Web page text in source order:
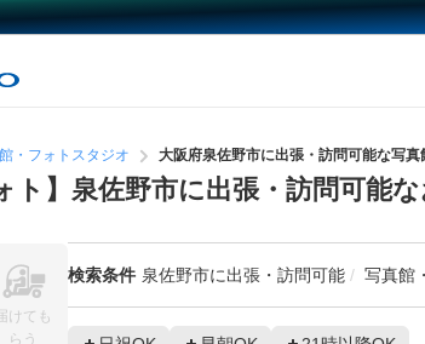
・フォトスタジオ 大阪府泉佐野市に出張・訪問可能な写真
ト】泉佐野市に出張・訪問可能
検索条件 泉佐野市に出張・訪問可能 写真館
届けても
らう